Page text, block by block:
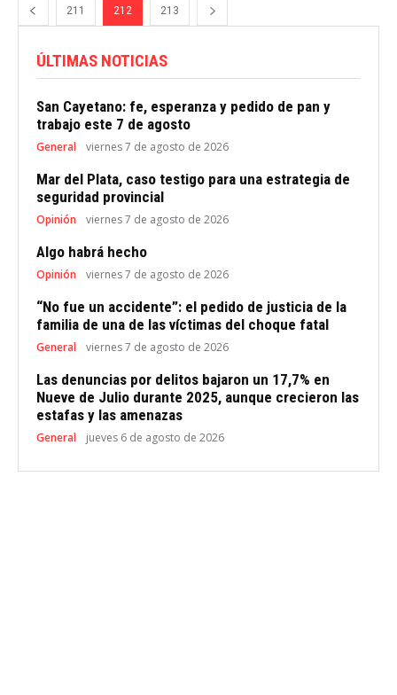
211 212 213
ÚLTIMAS NOTICIAS
San Cayetano: fe, esperanza y pedido de pan y
trabajo este 7 de agosto
General viernes 7 de agosto de 2026
Mar del Plata, caso testigo para una estrategia de
seguridad provincial
Opinión viernes 7 de agosto de 2026
Algo habrá hecho
Opinión viernes 7 de agosto de 2026
“No fue un accidente”: el pedido de justicia de la
familia de una de las víctimas del choque fatal
General viernes 7 de agosto de 2026
Las denuncias por delitos bajaron un 17,7% en
Nueve de Julio durante 2025, aunque crecieron las
estafas y las amenazas
General jueves 6 de agosto de 2026